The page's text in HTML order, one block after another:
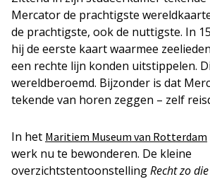
Mercator de prachtigste
de prachtigste, ook de nuttigste. In
hij de eerste kaart waarmee
een rechte lijn konden uitstippelen.
wereldberoemd. Bijzonder is dat
tekende van horen zeggen – zelf
In het Maritiem Museum van Rotterdam
werk nu te bewonderen. De kleine
overzichtstentoonstellingRecht zo